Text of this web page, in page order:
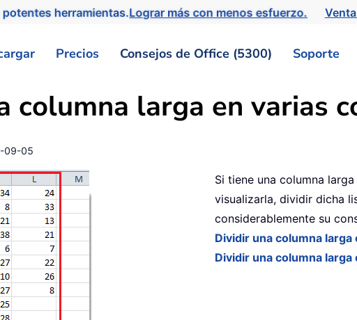
herramientas.Lograr más con menos esfuerzo.
Precios Consejos de Office (5300) Soporte
columna larga en varias
09-05
Si tiene una columna
visualizarla, dividir dicha
considerablemente su
Dividir una columna
Dividir una columna